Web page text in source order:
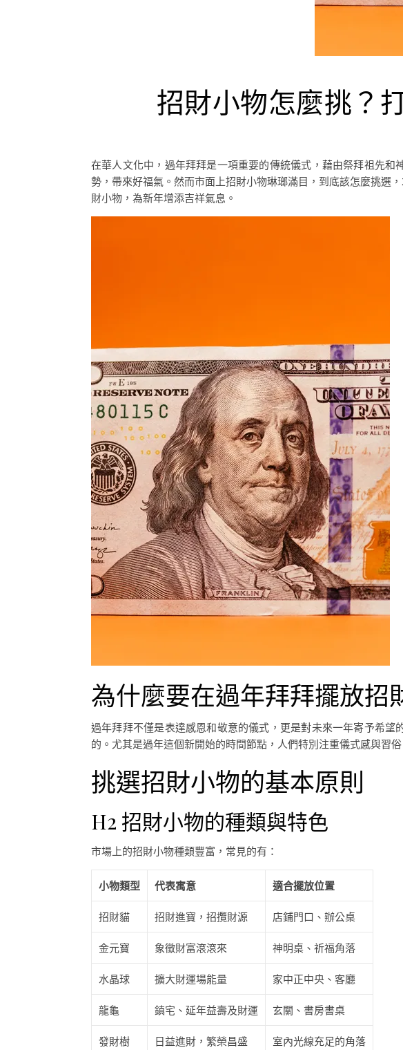
招財小物怎麼挑？
在華人文化中，過年拜拜是一項重要的傳統儀式，藉由祭拜祖先
勢，帶來好福氣。然而市面上招財小物琳瑯滿目，到底該怎麼挑選
財小物，為新年增添吉祥氣息。
為什麼要在過年拜拜擺放招
過年拜拜不僅是表達感恩和敬意的儀式，更是對未來一年寄予希
的。尤其是過年這個新開始的時間節點，人們特別注重儀式感與習
挑選招財小物的基本原則
H2 招財小物的種類與特色
市場上的招財小物種類豐富，常見的有：
小物類型 代表寓意 適合擺放位置
招財貓 招財進寶，招攬財源 店鋪門口、辦公桌
金元寶 象徵財富滾滾來 神明桌、祈福角落
水晶球 擴大財運場能量 家中正中央、客廳
龍龜 鎮宅、延年益壽及財運 玄關、書房書桌
發財樹 日益進財，繁榮昌盛 室內光線充足的角落